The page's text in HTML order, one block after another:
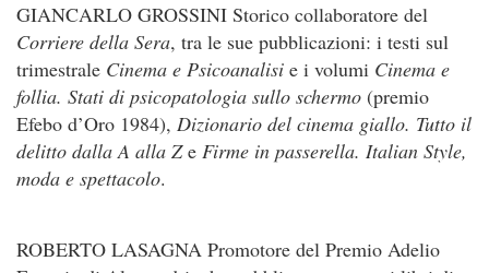
GIANCARLO GROSSINI Storico collaboratore del
Corriere della Sera, tra le sue pubblicazioni: i testi sul
trime­strale Cinema e Psicoanalisi e i volumi Cinema e
follia. Stati di psicopatologia sullo schermo (premio
Efebo d’Oro 1984), Dizionario del cinema giallo. Tutto il
delitto dalla A alla Ze Firme in passerella. Italian Style,
moda e spettacolo.
ROBERTO LASAGNA Promotore del Premio Adelio